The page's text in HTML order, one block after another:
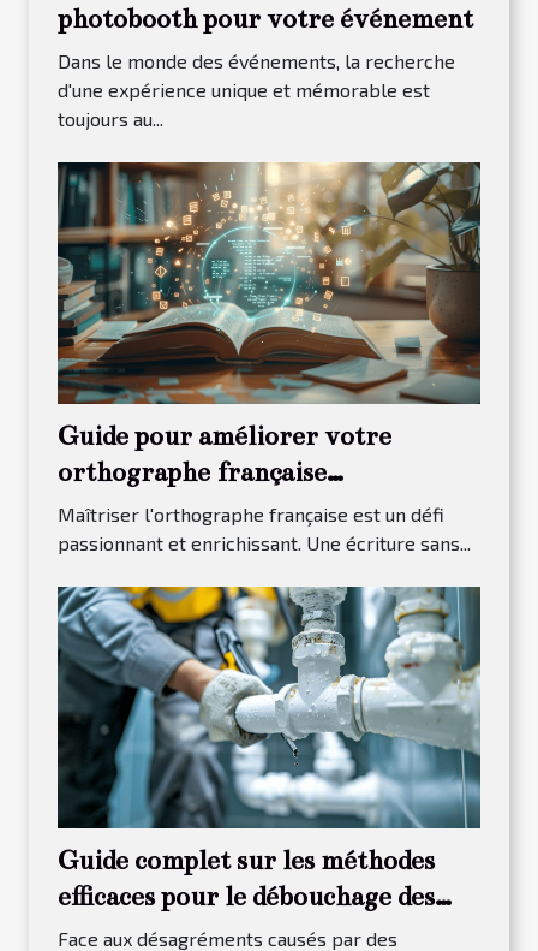
photobooth pour votre événement
Dans le monde des événements, la recherche
d'une expérience unique et mémorable est
toujours au...
Guide pour améliorer votre
orthographe française
efficacement
Maîtriser l'orthographe française est un défi
passionnant et enrichissant. Une écriture sans...
Guide complet sur les méthodes
efficaces pour le débouchage des
canalisations
Face aux désagréments causés par des